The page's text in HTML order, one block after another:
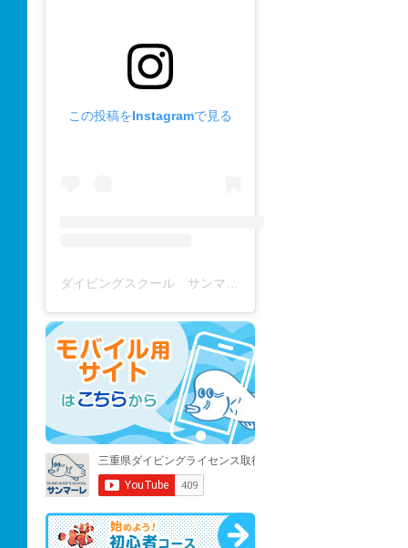
この投稿をInstagramで見る
ダイビングスクール サンマーレ / diving school(@diving_school_sanmare)がシェアした投稿